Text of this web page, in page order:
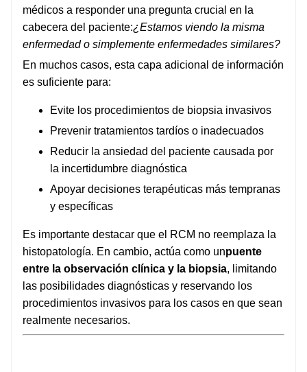
médicos a responder una pregunta crucial en la
cabecera del paciente:¿Estamos viendo la misma
enfermedad o simplemente enfermedades similares?
En muchos casos, esta capa adicional de información
es suficiente para:
Evite los procedimientos de biopsia invasivos
Prevenir tratamientos tardíos o inadecuados
Reducir la ansiedad del paciente causada por
la incertidumbre diagnóstica
Apoyar decisiones terapéuticas más tempranas
y específicas
Es importante destacar que el RCM no reemplaza la
histopatología. En cambio, actúa como unpuente
entre la observación clínica y la biopsia, limitando
las posibilidades diagnósticas y reservando los
procedimientos invasivos para los casos en que sean
realmente necesarios.